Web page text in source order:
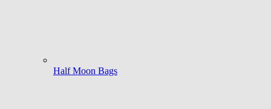
Half Moon Bags